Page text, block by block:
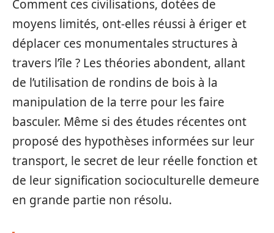
Comment ces civilisations, dotées de
moyens limités, ont-elles réussi à ériger et
déplacer ces monumentales structures à
travers l’île ? Les théories abondent, allant
de l’utilisation de rondins de bois à la
manipulation de la terre pour les faire
basculer. Même si des études récentes ont
proposé des hypothèses informées sur leur
transport, le secret de leur réelle fonction et
de leur signification socioculturelle demeure
en grande partie non résolu.